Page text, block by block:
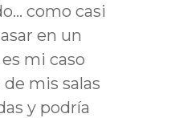
como casi
en un
mi caso
mis salas
y podría